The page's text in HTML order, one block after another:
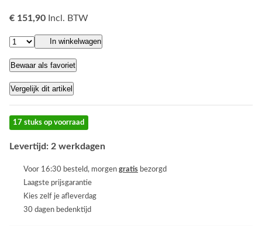
€ 151,90 Incl. BTW
In winkelwagen
Bewaar als favoriet
Vergelijk dit artikel
17 stuks op voorraad
Levertijd: 2 werkdagen
Voor 16:30 besteld, morgen gratis bezorgd
Laagste prijsgarantie
Kies zelf je afleverdag
30 dagen bedenktijd